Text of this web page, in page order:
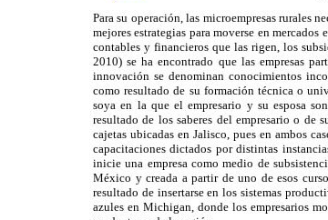
Para su operación, las microempresas rurales
mejores estrategias para moverse en
contables y financieros que las rigen, los
2010) se ha encontrado que las empresas
innovación se denominan conocimientos
como resultado de su formación técnica o
soya en la que el empresario y su esposa
resultado de los saberes del empresario o de
cajetas ubicadas en Jalisco, pues en ambos
capacitaciones dictados por distintas
inicie una empresa como medio de
México y creada a partir de uno de esos
resultado de insertarse en los sistemas
azules en Michigan, donde los empresarios